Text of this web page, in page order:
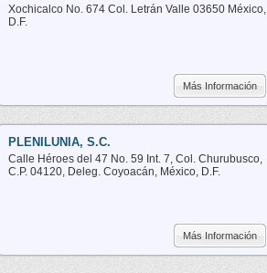
Xochicalco No. 674 Col. Letrán Valle 03650 México,
D.F.
Más Información
PLENILUNIA, S.C.
Calle Héroes del 47 No. 59 Int. 7, Col. Churubusco,
C.P. 04120, Deleg. Coyoacán, México, D.F.
Más Información